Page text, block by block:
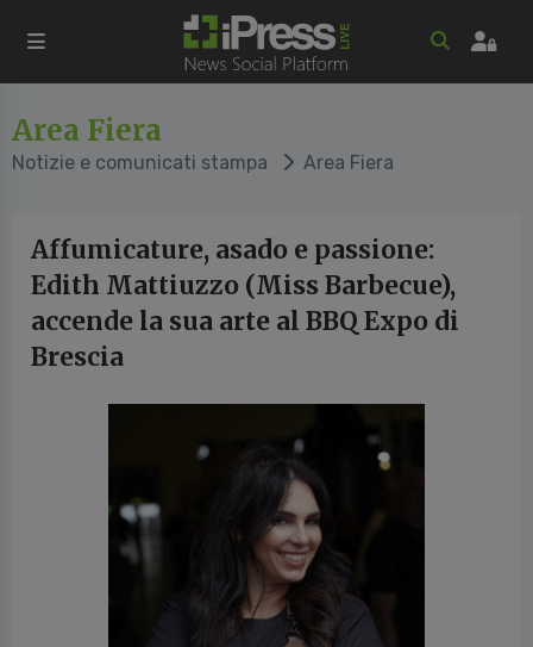
Area Fiera
Notizie e comunicati stampa Area Fiera
Affumicature, asado e passione:
Edith Mattiuzzo (Miss Barbecue),
accende la sua arte al BBQ Expo di
Brescia